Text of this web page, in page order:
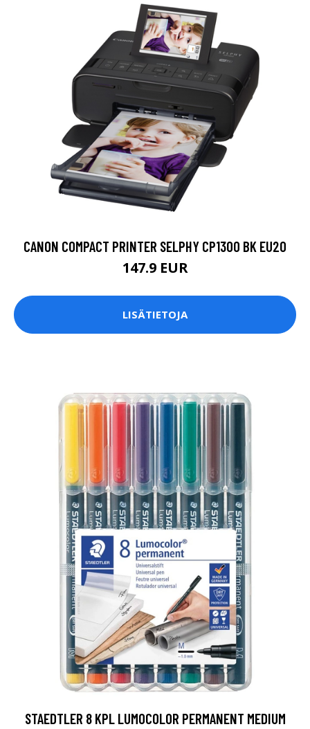
CANON COMPACT PRINTER SELPHY CP1300 BK EU20
147.9 EUR
LISÄTIETOJA
STAEDTLER 8 KPL LUMOCOLOR PERMANENT MEDIUM